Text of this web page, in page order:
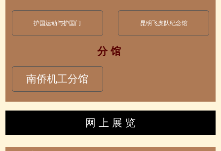
护国运动与护国门 昆明飞虎队纪念馆
分 馆
南侨机工分馆
网 上 展 览